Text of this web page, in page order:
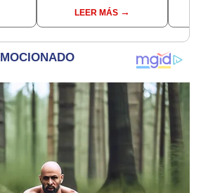
[FOTOS]LEER MÁS